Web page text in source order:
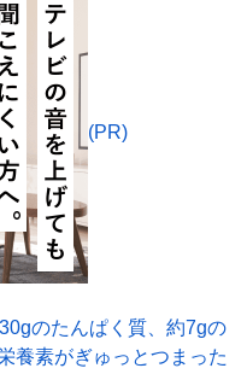
(PR)
のたんぱく質、約7gの
養素がぎゅっとつまった